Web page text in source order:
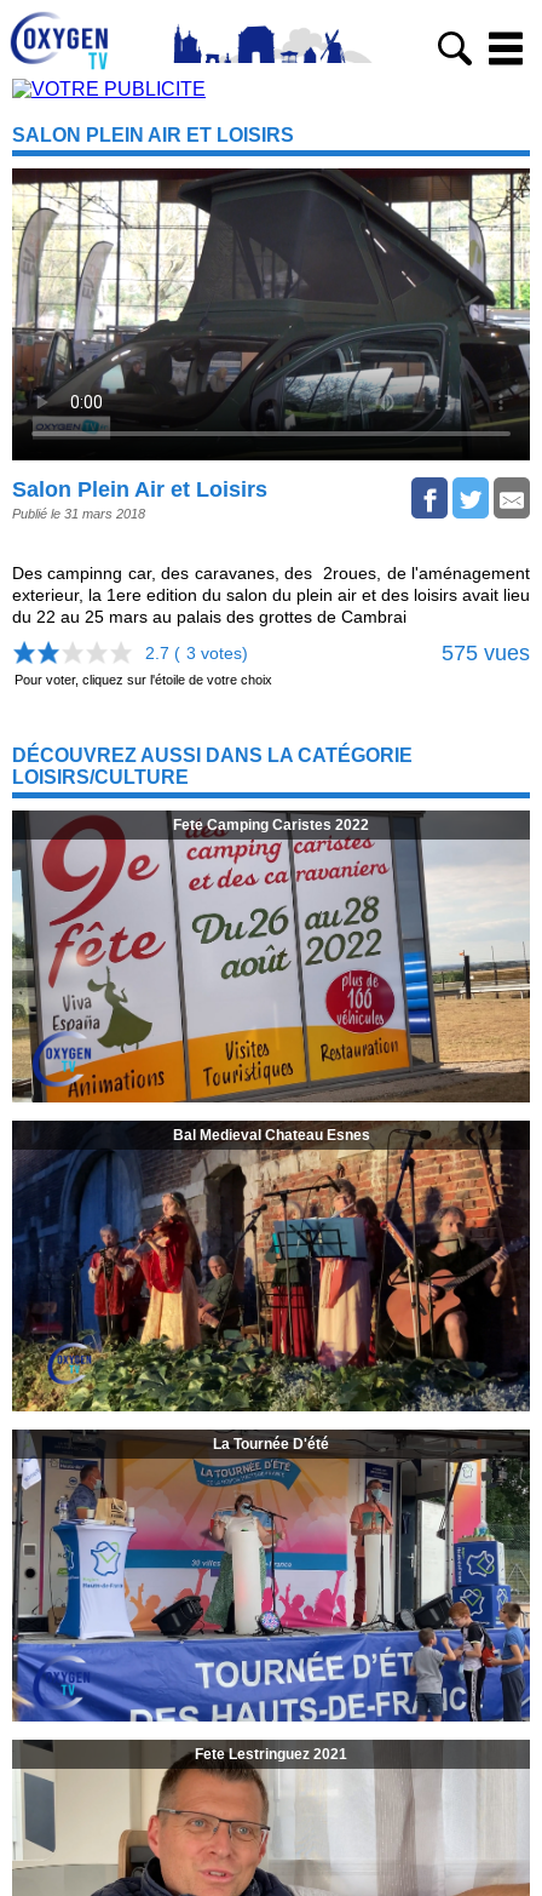
SALON PLEIN AIR ET LOISIRS
Salon Plein Air et Loisirs
Publié le 31 mars 2018
Des campinng car, des caravanes, des 2roues, de l'aménagement
exterieur, la 1ere edition du salon du plein air et des loisirs avait lieu
du 22 au 25 mars au palais des grottes de Cambrai
2.7 ( 3 votes) 575 vues
Pour voter, cliquez sur l'étoile de votre choix
DÉCOUVREZ AUSSI DANS LA CATÉGORIE
LOISIRS/CULTURE
Fete Camping Caristes 2022
Bal Medieval Chateau Esnes
La Tournée D'été
Fete Lestringuez 2021